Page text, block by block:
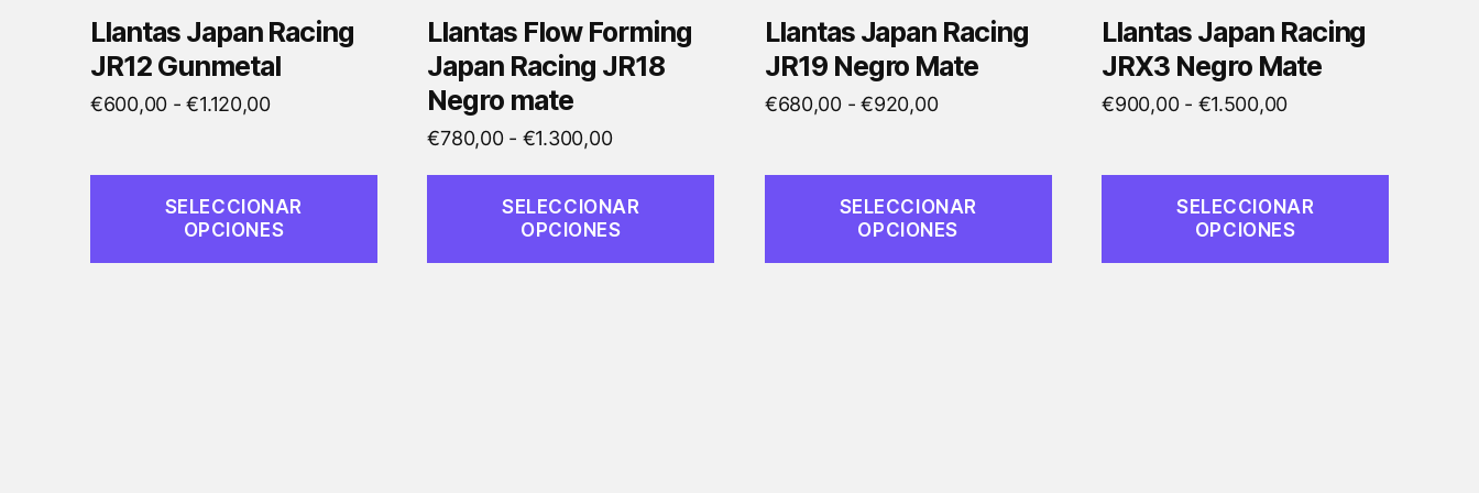
Llantas Japan Racing
JR12 Gunmetal
€600,00 - €1.120,00Rango
€600,00
SELECCIONAR
OPCIONES
en
la
página
de
Llantas Flow Forming
Japan Racing JR18
Negro mate
€780,00 - €1.300,00Rango
precios:
desde
SELECCIONAR
OPCIONES
en
la
página
de
producto
Llantas Japan Racing
JR19 Negro Mate
€680,00 - €920,00Rango
€680,00
SELECCIONAR
OPCIONES
en
la
página
de
Llantas Japan Racing
JRX3 Negro Mate
€900,00 - €1.500,00Rango
€900,00
SELECCIONAR
OPCIONES
en
la
página
de